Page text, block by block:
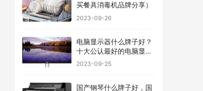
买餐具消毒机品牌分享）
2023-09-26
电脑显示器什么牌子好？
十大公认最好的电脑显示
器
2023-09-25
国产钢琴什么牌子好，国